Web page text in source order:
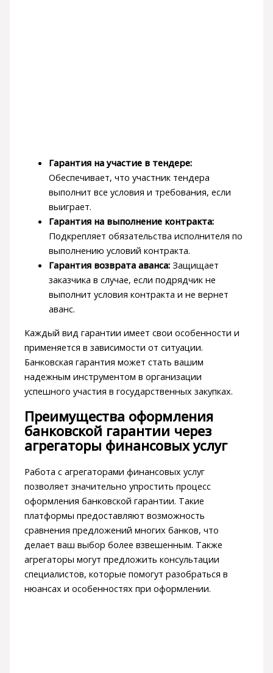
Гарантия на участие в тендере:
Обеспечивает, что участник тендера
выполнит все условия и требования, если
выиграет.
Гарантия на выполнение контракта:
Подкрепляет обязательства исполнителя по
выполнению условий контракта.
Гарантия возврата аванса:Защищает
заказчика в случае, если подрядчик не
выполнит условия контракта и не вернет
аванс.
Каждый вид гарантии имеет свои особенности и
применяется в зависимости от ситуации.
Банковская гарантия может стать вашим
надежным инструментом в организации
успешного участия в государственных закупках.
Преимущества оформления
банковской гарантии через
агрегаторы финансовых услуг
Работа с агрегаторами финансовых услуг
позволяет значительно упростить процесс
оформления банковской гарантии. Такие
платформы предоставляют возможность
сравнения предложений многих банков, что
делает ваш выбор более взвешенным. Также
агрегаторы могут предложить консультации
специалистов, которые помогут разобраться в
нюансах и особенностях при оформлении.